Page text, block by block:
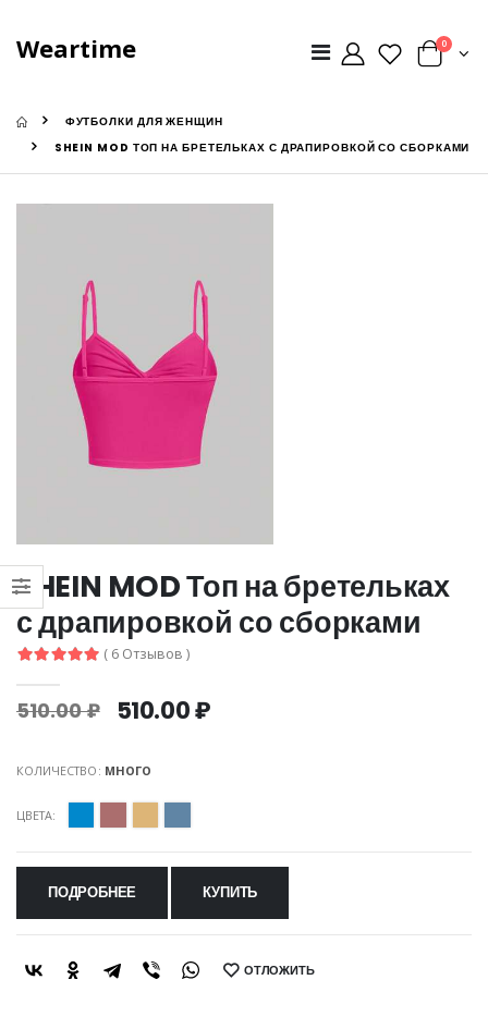
Weartime 0
ФУТБОЛКИ ДЛЯ ЖЕНЩИН
SHEIN MOD ТОП НА БРЕТЕЛЬКАХ С ДРАПИРОВКОЙ СО СБОРКАМИ
SHEIN MOD Топ на бретельках
с драпировкой со сборками
( 6 Отзывов )
510.00 ₽ 510.00 ₽
КОЛИЧЕСТВО: МНОГО
ЦВЕТА:
ПОДРОБНЕЕ КУПИТЬ
SHARE: ОТЛОЖИТЬ